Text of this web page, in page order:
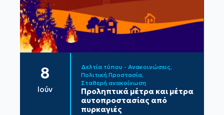
8
Ιούν
Δελτία τύπου - Ανακοινώσεις
Πολιτική Προστασία
Σταθερή ανακοίνωση
Προληπτικά μέτρα και μέτρα
αυτοπροστασίας από
πυρκαγιές